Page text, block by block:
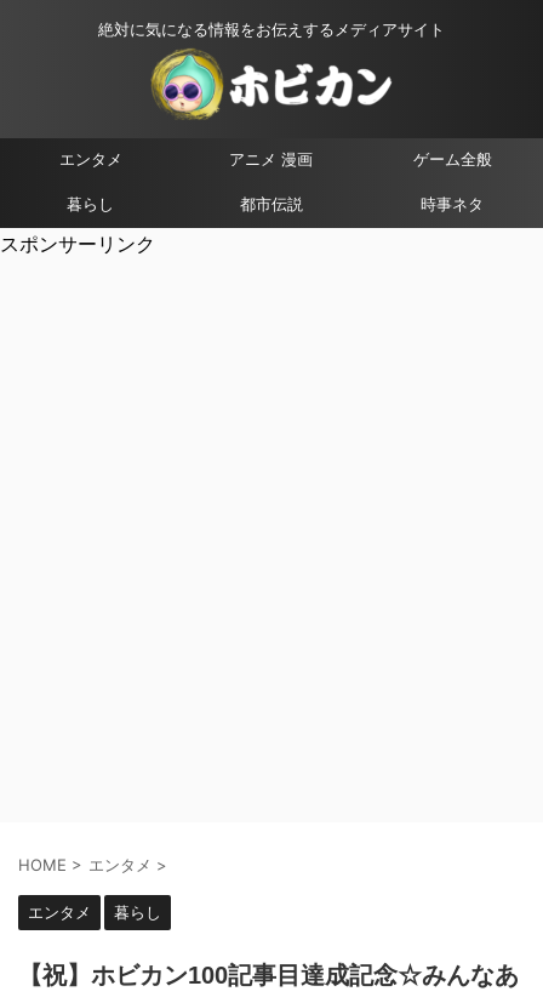
絶対に気になる情報をお伝えするメディアサイト
エンタメ アニメ 漫画 ゲーム全般
暮らし 都市伝説 時事ネタ
スポンサーリンク
HOME > エンタメ >
エンタメ 暮らし
【祝】ホビカン100記事目達成記念☆みんなあ